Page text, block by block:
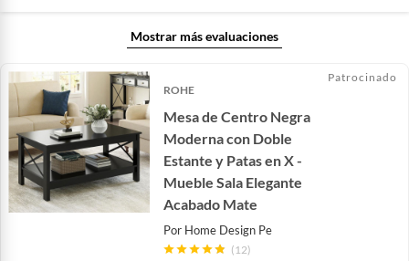
Mostrar más evaluaciones
ROHE
Mesa de Centro Negra
Moderna con Doble
Estante y Patas en X -
Mueble Sala Elegante
Acabado Mate
Por Home Design Pe
(12)
Patrocinado